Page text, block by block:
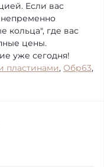
Если вас
кольца", где вас
цены.
уже сегодня!
пластинами, Обр63,